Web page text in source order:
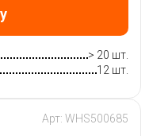
> 20 шт.
12 шт.
Арт: WHS500685